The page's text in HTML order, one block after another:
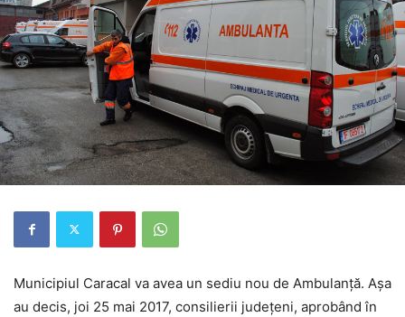
Municipiul Caracal va avea un sediu nou de Ambulanţă. Aşa
au decis, joi 25 mai 2017, consilierii judeţeni, aprobând în